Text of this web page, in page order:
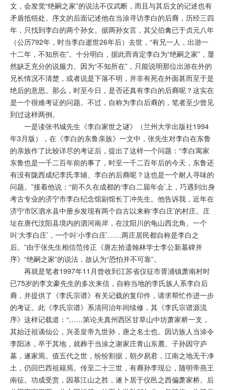
文，会发觉“绝嗣之家”的说法不仅武断，而且与其后文的记述也有
矛盾抵牾处。序文的后面记述他在当涂寻访李白的后裔，历经三四
年，只找到李白的两个孙女。据两孙女言，其父伯禽已于贞元八年
（公历792年，时当李白逝世26年后）去世，“有兄一人，出游一
十二年，不知所在”。十分明白，据此而肯定李白为“绝嗣之家”，显
然缺乏充分的说服力。因为“不知所在”，只能说明那位出游在外的
兄长情况不清楚，或者说是下落不明，并非有死在外面甚而至于是
绝后的意思。那么，时至今日，是否还真有李白的后裔呢？这实在
是一个很难考证的问题。不过，自称为李白后裔的，笔者至少曾见
到过这样两例。
一是读张书城先生《李白家世之谜》（兰州大学出版社1994
年3月版），在《李白的东鲁亲族》一文中，张先生对李白在东鲁
的亲族作了比较详尽的考证后，提出了这样一个问题：“李白寓家
东鲁也是一千二百年前的事了，时至一千二百年后的今天，东鲁还
有没有陇西成纪李氏李辅、李白的后裔呢？这也是一个耐人寻味的
问题。”接着他说：“前不久在成都的‘李白二届年会’上，巧遇到出身
考古专业的济宁市李白纪念馆副馆长丁冲先生。他告诉我，近年在
济宁市区泗水县中册乡发现有两个自古以来称‘李白庄’的村庄。庄
址在唐代汶阳县境内的泗河南岸，在汶阳川的龟山西北角。一个
叫‘大李白庄’，一个叫‘小李白庄’……两庄居民都自称是李白之
后。”由于张先生相信范传正《唐左拾遗翰林学士李公新墓碑并
序》“绝嗣之家”的说法，故认为“恐怕并不可靠”。
再就是笔者1997年11月曾收到江苏省仪征市胥浦镇萧南村时
已75岁的李文豪先生的多次来信，自称当地的李氏族人系李白后
裔，并提供了《李氏宗谱》有关记载的复印件，请求帮忙作进一步
的考证。此《李氏宗谱》系清同治年间续修，其《李氏宗谱源流
序》这样记载道：“……第论夫真州西区甘草山中坊萧家桥一支，
其始迁祖谪仙公，兴圣皇帝九世孙，唐之名士也。因访族人当涂令
李阳冰，卒于其地，就葬于当涂之谢家庄青山东麓。子孙因守庐
墓，遂家焉。值五代之世，纷纷割据，朝夕易君，江南之地无干净
土，仍回巴西祖籍焉。传至二十三世，有裔孙李现公，随明帝燕王
南征。功成受赏，因慕江山之胜，遂卜居于仪邑之西偏萧家桥。后